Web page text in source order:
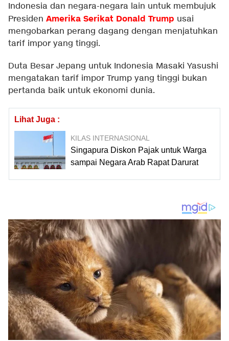
Indonesia dan negara-negara lain untuk membujuk
Presiden Amerika Serikat Donald Trump usai
mengobarkan perang dagang dengan menjatuhkan
tarif impor yang tinggi.
Duta Besar Jepang untuk Indonesia Masaki Yasushi
mengatakan tarif impor Trump yang tinggi bukan
pertanda baik untuk ekonomi dunia.
Lihat Juga :
KILAS INTERNASIONAL
Singapura Diskon Pajak untuk Warga
sampai Negara Arab Rapat Darurat